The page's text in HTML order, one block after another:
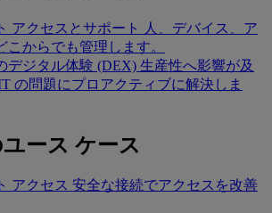
アクセスとサポート
人、デバイス、ア
こからでも管理します。
デジタル体験 (DEX) 生産性へ影響が及
の問題にプロアクティブに解決しま
ース ケース
アクセス 安全な接続でアクセスを改善